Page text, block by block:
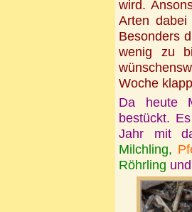
wird.
Arten
Besonders
wenig zu
Woche
Da heute
bestückt.
Jahr mit
Milchling,
Röhrling und